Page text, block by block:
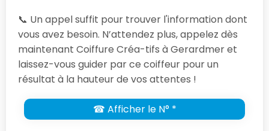
📞 Un appel suffit pour trouver l'information dont
vous avez besoin. N’attendez plus, appelez dès
maintenant Coiffure Créa-tifs à Gerardmer et
laissez-vous guider par ce coiffeur pour un
résultat à la hauteur de vos attentes !
☎ Afficher le N° *